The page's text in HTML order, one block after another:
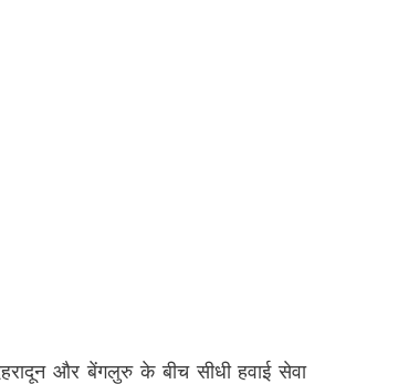
और बेंगलुरु के बीच सीधी हवाई सेवा